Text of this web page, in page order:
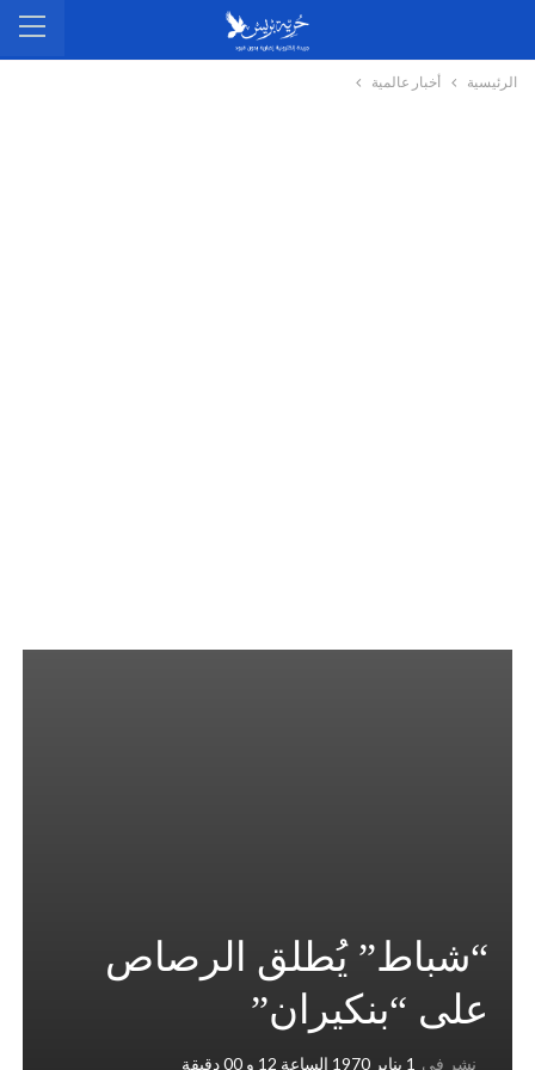
الرئيسية أخبار عالمية
“شباط” يُطلق الرصاص
على “بنكيران”
نشر في 1 يناير 1970 الساعة 12 و 00 دقيقة